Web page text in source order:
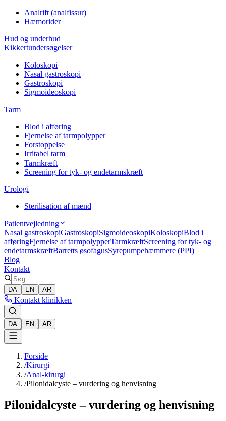
Analrift (analfissur)
Hæmorider
Hud og underhud
Kikkertundersøgelser
Koloskopi
Nasal gastroskopi
Gastroskopi
Sigmoideoskopi
Tarm
Blod i afføring
Fjernelse af tarmpolypper
Forstoppelse
Irritabel tarm
Tarmkræft
Screening for tyk- og endetarmskræft
Urologi
Sterilisation af mænd
Patientvejledning
Nasal gastroskopiGastroskopiSigmoideoskopiKoloskopiBlod i
afføringFjernelse af tarmpolypperTarmkræftScreening for tyk- og
endetarmskræftBarretts øsofagusSyrepumpehæmmere (PPI)
Blog
Kontakt
DA EN AR
Kontakt klinikken
DA EN AR
Forside
/Kirurgi
/Anal-kirurgi
/Pilonidalcyste – vurdering og henvisning
Pilonidalcyste – vurdering og henvisning